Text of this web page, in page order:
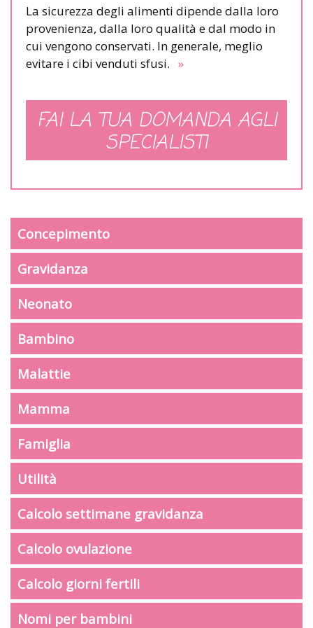
La sicurezza degli alimenti dipende dalla loro
provenienza, dalla loro qualità e dal modo in
cui vengono conservati. In generale, meglio
evitare i cibi venduti sfusi. »
FAI LA TUA DOMANDA AGLI
SPECIALISTI
Concepimento
Gravidanza
Neonato
Bambino
Malattie
Mamma
Famiglia
Utilità
Calcolo settimane gravidanza
Calcolo ovulazione
Calcolo giorni fertili
Nomi per bambini